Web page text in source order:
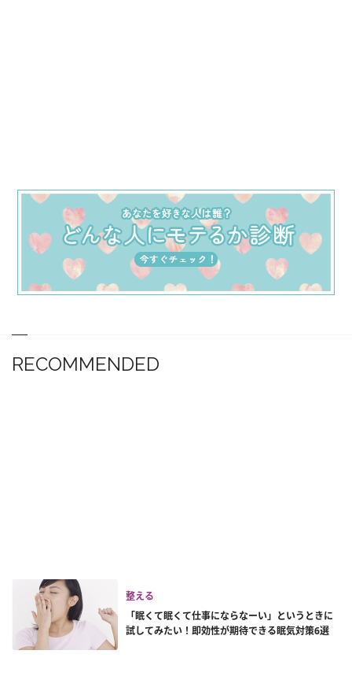
RECOMMENDED
整える
「眠くて眠くて仕事にならなーい」というときに
試してみたい！即効性が期待できる眠気対策6選